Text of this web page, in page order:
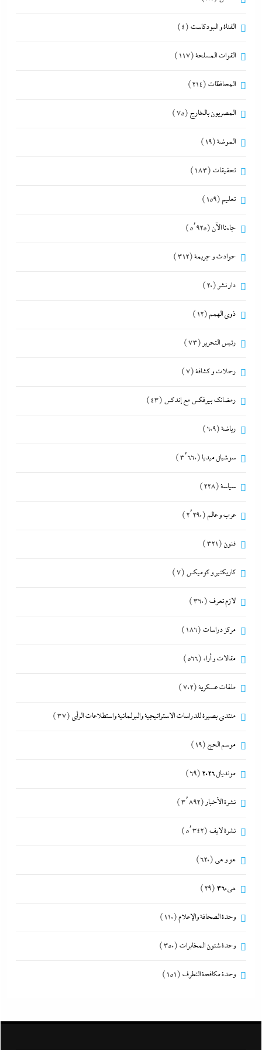
القناة و البودكاست (4)
القوات المسلحة(117)
المحافظات (214)
المصريون بالخارج (75)
الموضة(19)
تحقيقات (183)
تعليم (159)
جاءنا الآن (5٬925)
حوادث و جريمة(312)
دار نشر (20)
ذوى الهمم (12)
رئيس التحرير (73)
رحلات و كشافة(7)
رمضانك بيرفكس مع إندكس (43)
رياضة(609)
سوشيال ميديا (3٬660)
سياسة(228)
عرب و عالم (2٬290)
فنون (321)
كاريكتير و كوميكس (7)
لازم تعرف (360)
مركز دراسات (186)
مقالات و أراء (566)
ملفات عسكرية(702)
منتدى بصيرة للدراسات الاستراتيجية والبرلمانية واستطلاعات الرأى (37)
موسم الحج (19)
مونديال 2026 (69)
نشرة الأخبار (3٬892)
نشرة لايف (5٬342)
هو و هي (620)
هى360 (29)
وحدة الصحافة والإعلام(110)
وحدة شئون المخابرات (350)
وحدة مكافحة التطرف (151)